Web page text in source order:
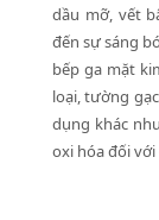
dầu mỡ, vết
đến sự sáng
bếp ga mặt
loại, tường
dụng khác
oxi hóa đối với